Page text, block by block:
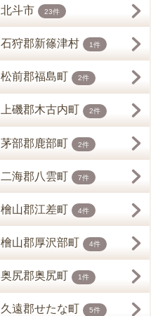
北斗市 23件
石狩郡新篠津村 1件
松前郡福島町 2件
上磯郡木古内町 2件
茅部郡鹿部町 2件
二海郡八雲町 7件
檜山郡江差町 4件
檜山郡厚沢部町 4件
奥尻郡奥尻町 1件
久遠郡せたな町 5件